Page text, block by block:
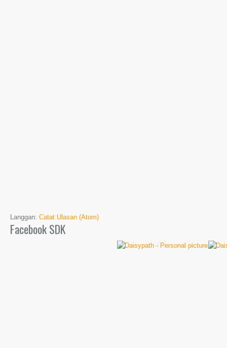
Langgan: Catat Ulasan (Atom)
Facebook SDK